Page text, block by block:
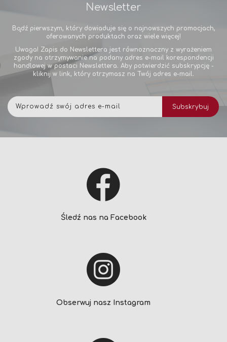
Newsletter
Bądź pierwszym, który dowiaduje się o najnowszych promocjach,
oferowanych produktach oraz wiele więcej!
Uwaga! Zapis do Newslettera jest równoznaczny z wyrażeniem
zgody na otrzymywanie na podany adres e-mail korespondencji
handlowej w postaci Newslettera. Aby potwierdzić subskrypcję -
kliknij w link, który otrzymasz na Twój adres e-mail.
nasz
newsletter:
Subskrybuj
Śledź nas na Facebook
Obserwuj nasz Instagram